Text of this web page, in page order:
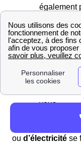
également
jours
habitation.
Pour
simple :
vous.
ou d’électricité se